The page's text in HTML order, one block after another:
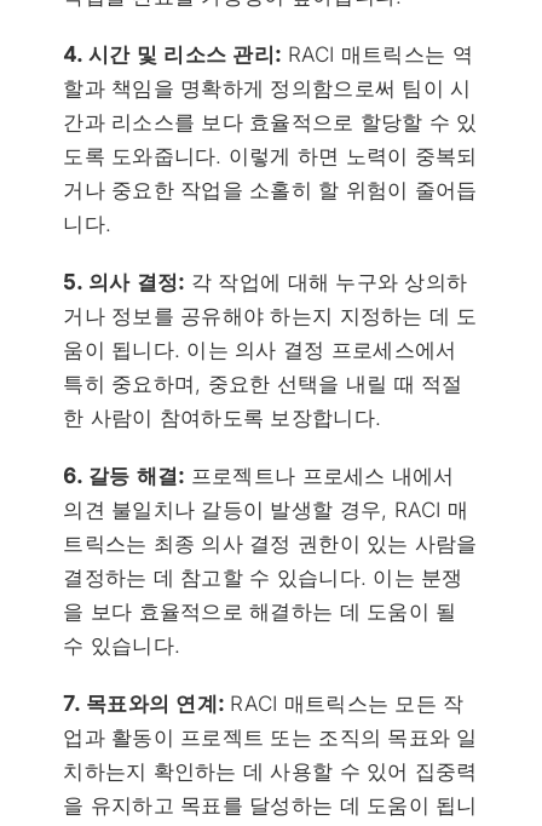
4. 시간 및 리소스 관리: RACI 매트릭스는 역
할과 책임을 명확하게 정의함으로써 팀이 시
간과 리소스를 보다 효율적으로 할당할 수 있
도록 도와줍니다. 이렇게 하면 노력이 중복되
거나 중요한 작업을 소홀히 할 위험이 줄어듭
니다.
5. 의사 결정: 각 작업에 대해 누구와 상의하
거나 정보를 공유해야 하는지 지정하는 데 도
움이 됩니다. 이는 의사 결정 프로세스에서
특히 중요하며, 중요한 선택을 내릴 때 적절
한 사람이 참여하도록 보장합니다.
6. 갈등 해결: 프로젝트나 프로세스 내에서
의견 불일치나 갈등이 발생할 경우, RACI 매
트릭스는 최종 의사 결정 권한이 있는 사람을
결정하는 데 참고할 수 있습니다. 이는 분쟁
을 보다 효율적으로 해결하는 데 도움이 될
수 있습니다.
7. 목표와의 연계: RACI 매트릭스는 모든 작
업과 활동이 프로젝트 또는 조직의 목표와 일
치하는지 확인하는 데 사용할 수 있어 집중력
을 유지하고 목표를 달성하는 데 도움이 됩니